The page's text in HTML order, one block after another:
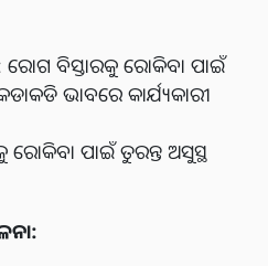
ରୋଗ ବିସ୍ତାରକୁ ରୋକିବା ପାଇଁ
ଭାବରେ କାର୍ଯ୍ୟକାରୀ
ରୋକିବା ପାଇଁ ତୁରନ୍ତ ଅସୁସ୍ଥ